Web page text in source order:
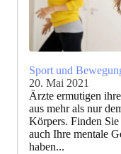
Sport und
20. Mai 2021
Ärzte ermutigen
aus mehr als nur
Körpers. Finden
auch Ihre mentale
haben...